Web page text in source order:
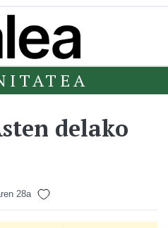
delako
28a